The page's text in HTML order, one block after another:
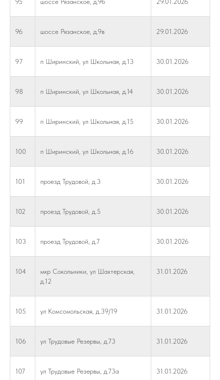
96 шоссе Рязанское, д.9в 29.01.2026
97 п Ширинский, ул Школьная, д.13 30.01.2026
98 п Ширинский, ул Школьная, д.14 30.01.2026
99 п Ширинский, ул Школьная, д.15 30.01.2026
100 п Ширинский, ул Школьная, д.16 30.01.2026
101 проезд Трудовой, д.3 30.01.2026
102 проезд Трудовой, д.5 30.01.2026
103 проезд Трудовой, д.7 30.01.2026
104
мкр Сокольники, ул Шахтерская,
д.12
31.01.2026
105 ул Комсомольская, д.39/19 31.01.2026
106 ул Трудовые Резервы, д.73 31.01.2026
107 ул Трудовые Резервы, д.73а 31.01.2026